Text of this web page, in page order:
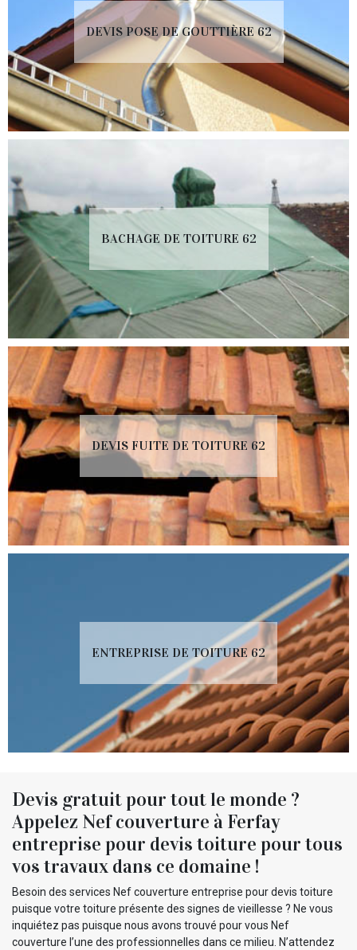
DEVIS POSE DE GOUTTIÈRE 62
BACHAGE DE TOITURE 62
DEVIS FUITE DE TOITURE 62
ENTREPRISE DE TOITURE 62
Devis gratuit pour tout le monde ?
Appelez Nef couverture à Ferfay
entreprise pour devis toiture pour tous
vos travaux dans ce domaine !
Besoin des services Nef couverture entreprise pour devis toiture
puisque votre toiture présente des signes de vieillesse ? Ne vous
inquiétez pas puisque nous avons trouvé pour vous Nef
couverture l’une des professionnelles dans ce milieu. N’attendez